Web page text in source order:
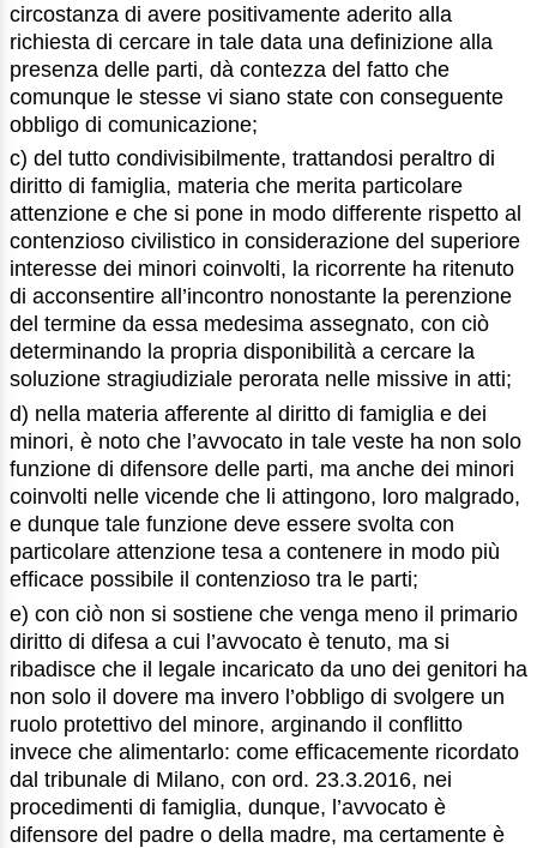
circostanza di avere positivamente aderito alla
richiesta di cercare in tale data una definizione alla
presenza delle parti, dà contezza del fatto che
comunque le stesse vi siano state con conseguente
obbligo di comunicazione;
c) del tutto condivisibilmente, trattandosi peraltro di
diritto di famiglia, materia che merita particolare
attenzione e che si pone in modo differente rispetto al
contenzioso civilistico in considerazione del superiore
interesse dei minori coinvolti, la ricorrente ha ritenuto
di acconsentire all’incontro nonostante la perenzione
del termine da essa medesima assegnato, con ciò
determinando la propria disponibilità a cercare la
soluzione stragiudiziale perorata nelle missive in atti;
d) nella materia afferente al diritto di famiglia e dei
minori, è noto che l’avvocato in tale veste ha non solo
funzione di difensore delle parti, ma anche dei minori
coinvolti nelle vicende che li attingono, loro malgrado,
e dunque tale funzione deve essere svolta con
particolare attenzione tesa a contenere in modo più
efficace possibile il contenzioso tra le parti;
e) con ciò non si sostiene che venga meno il primario
diritto di difesa a cui l’avvocato è tenuto, ma si
ribadisce che il legale incaricato da uno dei genitori ha
non solo il dovere ma invero l’obbligo di svolgere un
ruolo protettivo del minore, arginando il conflitto
invece che alimentarlo: come efficacemente ricordato
dal tribunale di Milano, con ord. 23.3.2016, nei
procedimenti di famiglia, dunque, l’avvocato è
difensore del padre o della madre, ma certamente è